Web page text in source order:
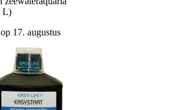
L)
17. augustus